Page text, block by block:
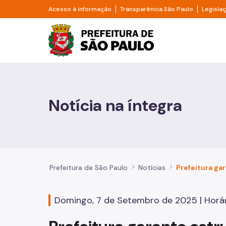
Pular para o Conteúdo principal
Acesso à informação Divisor de acesso à informação
Transparência São Paulo Divisor
Prefeitura de São
Casa e Moradia
Educação
Notícia na íntegra
Prefeitura de São Paulo Notícias
Domingo, 7 de Setembro de 2025 |